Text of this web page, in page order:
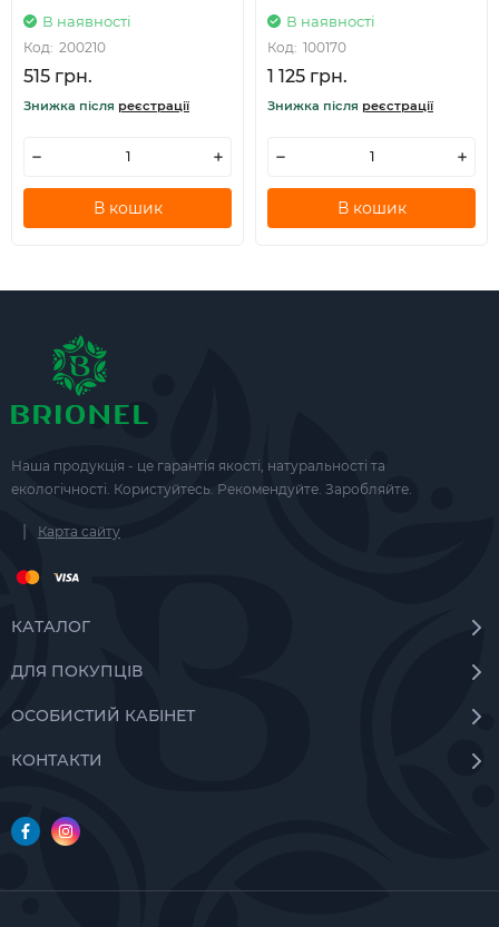
В наявності
Код: 200210
515 грн.
Знижка після реєстрації
В кошик
В наявності
Код: 100170
1 125 грн.
Знижка після реєстрації
В кошик
Наша продукція - це гарантія якості, натуральності та
екологічності. Користуйтесь. Рекомендуйте. Заробляйте.
| Карта сайту
КАТАЛОГ
ДЛЯ ПОКУПЦІВ
ОСОБИСТИЙ КАБІНЕТ
КОНТАКТИ